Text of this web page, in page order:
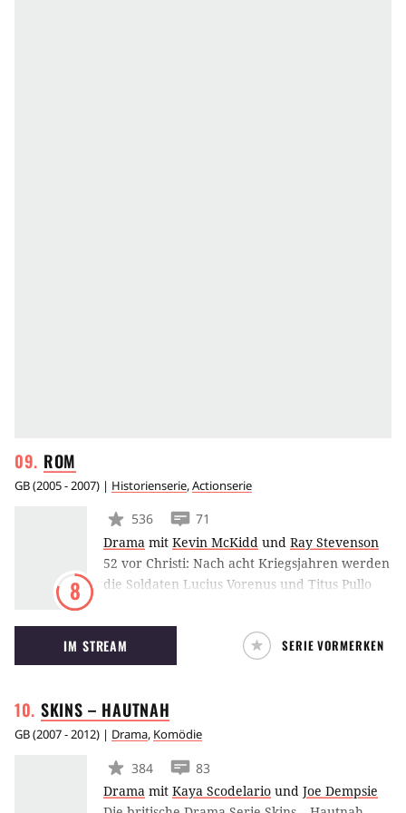
ROM
GB(2005 - 2007) | Historienserie,Actionserie
8
536
71
Drama mit Kevin McKidd und Ray Stevenson
52 vor Christi: Nach acht Kriegsjahren werden
die Soldaten Lucius Vorenus und Titus Pullo
antiken Rom hineingezogen. Rom ist eine
dramatische Serie über Liebe und Verrat,
Herren und Sklaven, Männer und Frauen –
Republik einläutete und das Imperium
hervorbrachte.
IM STREAM SERIE VORMERKEN
SKINS – HAUTNAH
GB(2007 - 2012) | Drama, Komödie
384
83
Drama mit Kaya Scodelario und Joe Dempsie